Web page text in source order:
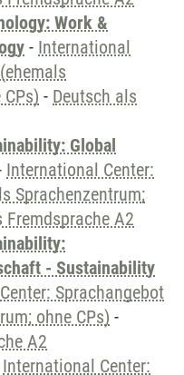
Work &
- International
- Deutsch als
Global
International Center:
Sprachenzentrum;
Fremdsprache A2
- Sustainability
Sprachangebot
ohne CPs) -
A2
International Center: